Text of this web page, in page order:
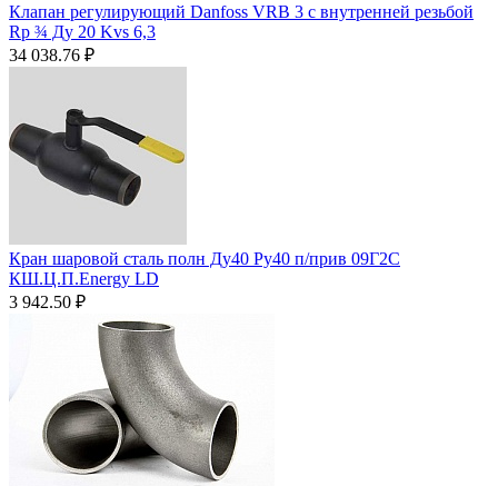
Клапан регулирующий Danfoss VRB 3 с внутренней резьбой
Rp ¾ Ду 20 Kvs 6,3
34 038.76 ₽
Кран шаровой сталь полн Ду40 Ру40 п/прив 09Г2С
КШ.Ц.П.Energy LD
3 942.50 ₽